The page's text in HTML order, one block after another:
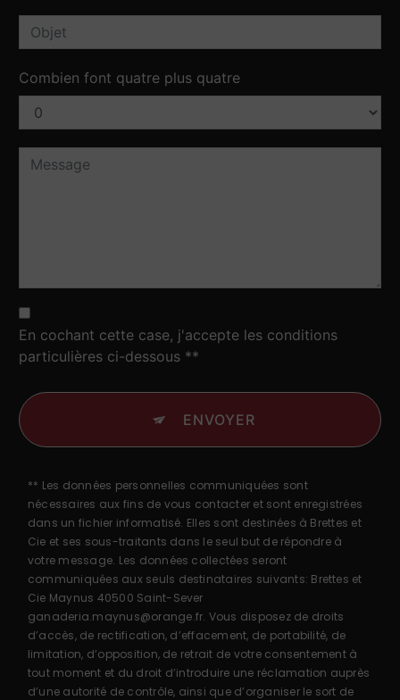
Combien font quatre plus quatre
En cochant cette case, j'accepte les conditions
particulières ci-dessous **
ENVOYER
** Les données personnelles communiquées sont
nécessaires aux fins de vous contacter et sont enregistrées
dans un fichier informatisé. Elles sont destinées à Brettes et
Cie et ses sous-traitants dans le seul but de répondre à
votre message. Les données collectées seront
communiquées aux seuls destinataires suivants: Brettes et
Cie Maynus 40500 Saint-Sever
ganaderia.maynus@orange.fr. Vous disposez de droits
d’accès, de rectification, d’effacement, de portabilité, de
limitation, d’opposition, de retrait de votre consentement à
tout moment et du droit d’introduire une réclamation auprès
d’une autorité de contrôle, ainsi que d’organiser le sort de